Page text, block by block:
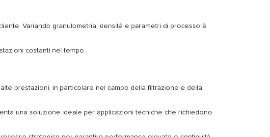
Variando granulometria, densità e parametri di processo è
costanti nel tempo.
prestazioni, in particolare nel campo della filtrazione e della
una soluzione ideale per applicazioni tecniche che richiedono